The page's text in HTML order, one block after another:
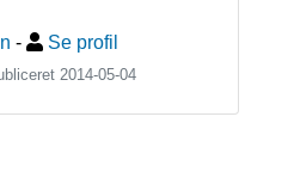
- Se profil
2014-05-04